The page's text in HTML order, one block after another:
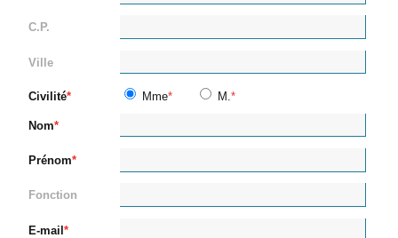
C.P.
Ville
Civilité Mme M.
Nom
Prénom
Fonction
E-mail